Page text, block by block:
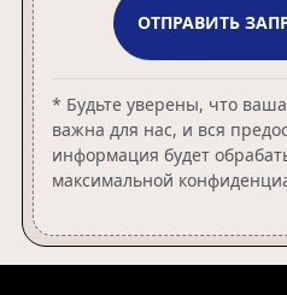
ОТПРАВИТЬ
* Будьте уверены, что
важна для нас, и вся
информация будет
максимальной